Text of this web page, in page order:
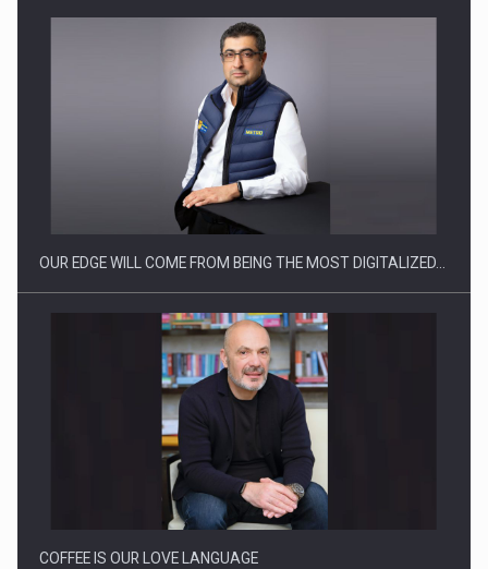
CEO Conference - Shaping The Future - Technology and…
Webinar - Business Evolution-RETHINK STRATEGY-Finantare
Investitii Digitalizare
OUR EDGE WILL COME FROM BEING THE MOST DIGITALIZED…
COFFEE IS OUR LOVE LANGUAGE